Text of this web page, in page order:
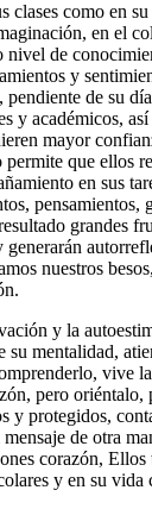
clases como en
en el
nivel de
y
de su
y académicos,
mayor
que ellos
en sus
pensamientos,
grandes
generarán
nuestros
y la
mentalidad,
vive
pero oriéntalo,
y protegidos,
de otra
corazón,
y en su vida